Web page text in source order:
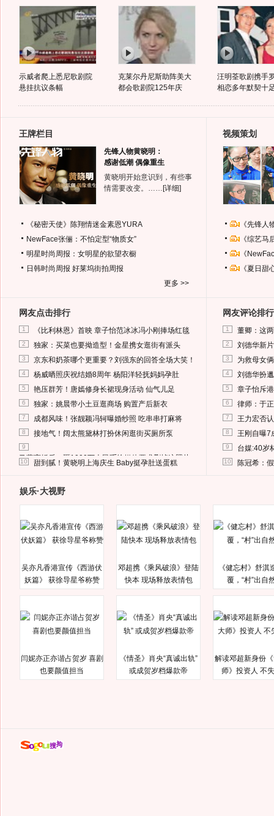
示威者爬上悉尼歌剧院
悬挂抗议条幅
克莱尔丹尼斯助阵美大
都会歌剧院125年庆
汪明荃歌剧携手
相恋多年默契十
王牌栏目
先锋人物黄晓明：
感谢低潮 偶像重生
黄晓明开始意识到，有些事
情需要改变。…… [详细]
《秘密天使》陈翔情迷金素恩YURA
NewFace张俪：不怕定型“物质女”
明星时尚周报：女明星的欲望衣橱
日韩时尚周报 好莱坞街拍周报
更多 >>
视频策划
《先锋
《综艺
《
《夏日
网友点击排行
1 《比利林恩》首映 章子怡范冰冰冯小刚捧场红毯
2 独家：买菜也要拗造型！金星携女逛街有派头
3 京东和奶茶哪个更重要？刘强东的回答全场大笑！
4 杨威晒照庆祝结婚8周年 杨阳洋轻抚妈妈孕肚
5 艳压群芳！唐嫣修身长裙现身活动 仙气儿足
6 独家：姚晨带小土豆逛商场 购置产后新衣
7 成都风味！张靓颖冯轲曝婚纱照 吃串串打麻将
8 接地气！阔太熊黛林打扮休闲逛街买厕所泵
9
马蓉离婚后，砸1000万人民币给媒体要求删掉这照片
10 甜到腻！黄晓明上海庆生 Baby挺孕肚送蛋糕
网友评论排行
1 董卿：这
2 刘德华新
3 为救母女
4 刘德华扮
5 章子怡斥
6 律师：于
7 王力宏否
8 王刚自曝7
9 台媒:40岁
10 陈冠希：
娱乐·大视野
吴亦凡香港宣传《西游伏
妖篇》 获徐导星爷称赞
邓超携《乘风破浪》登陆
快本 现场释放表情包
《健忘村》舒淇
覆，“村”出自
闫妮亦正亦谐占贺岁 喜剧
也要颜值担当
《情圣》肖央“真诚出轨”
或成贺岁档爆款帝
解读邓超新身份
师》投资人 不